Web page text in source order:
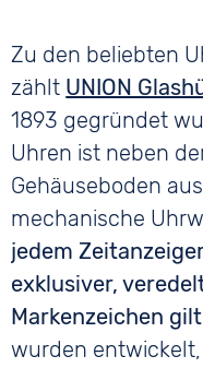
Zu den beliebten
zählt UNION
1893 gegründet
Uhren ist neben
Gehäuseboden
mechanische
jedem
exklusiver,
Markenzeichen
wurden